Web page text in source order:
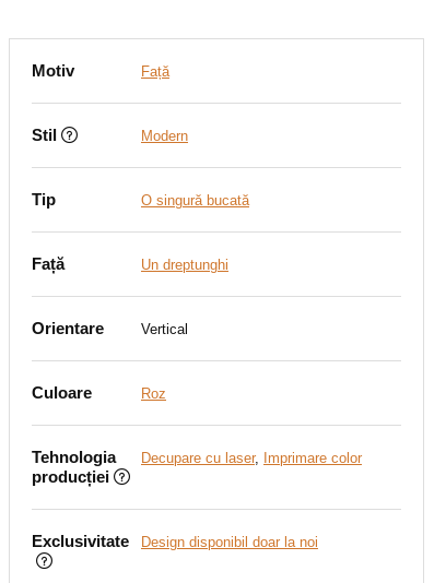
Motiv Față
Stil Modern
Tip O singură bucată
Față Un dreptunghi
Orientare Vertical
Culoare Roz
Tehnologia
producției
Decupare cu laser, Imprimare color
Exclusivitate Design disponibil doar la noi